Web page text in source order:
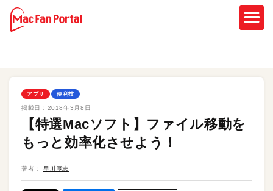
アプリ 便利技
掲載日： 2018年3月8日
【特選Macソフト】ファイル移動を
もっと効率化させよう！
著者： 早川厚志